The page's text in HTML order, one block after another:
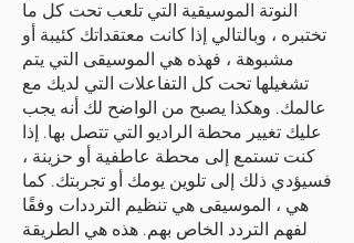
النوتة الموسيقية التي تلعب تحت كل ما
تختبره ، وبالتالي إذا كانت معتقداتك كئيبة أو
مشبوهة ، فهذه هي الموسيقى التي يتم
تشغيلها تحت كل التفاعلات التي لديك مع
عالمك. وهكذا يصبح من الواضح لك أنه يجب
عليك تغيير محطة الراديو التي تتصل بها. إذا
كنت تستمع إلى محطة عاطفية أو حزينة ،
فسيؤدي ذلك إلى تلوين يومك أو تجربتك. كما
هي ، الموسيقى هي تنظيم الترددات وفقًا
لفهم التردد الخاص بهم. هذه هي الطريقة